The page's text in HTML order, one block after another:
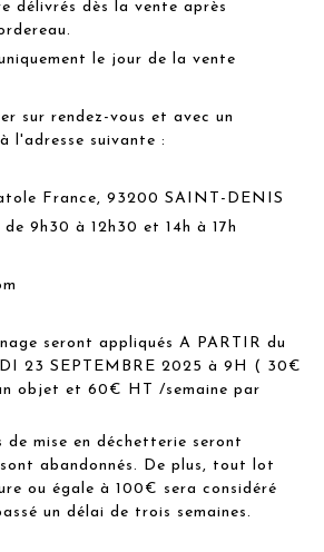
délivrés dès la vente après
le jour de la vente
sur rendez-vous et avec un
l'adresse suivante :
France, 93200 SAINT-DENIS
9h30 à 12h30 et 14h à 17h
seront appliqués A PARTIR du
23 SEPTEMBRE 2025 à 9H ( 30€
objet et 60€ HT /semaine par
mise en déchetterie seront
abandonnés. De plus, tout lot
ou égale à 100€ sera considéré
un délai de trois semaines.